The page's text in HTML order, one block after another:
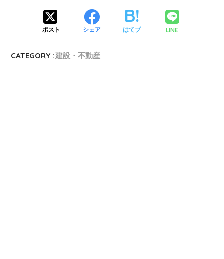
ポスト シェア はてブ LINE
CATEGORY :建設・不動産